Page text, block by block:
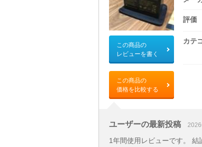
この商品の
レビューを書く
この商品の
価格を比較する
評価
カテ
ユーザーの最新投稿 2026
1年間使用レビューです。 結